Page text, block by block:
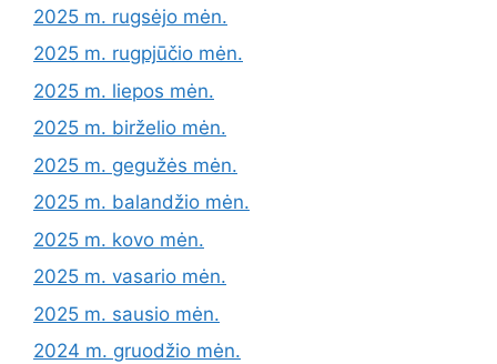
2025 m. rugsėjo mėn.
2025 m. rugpjūčio mėn.
2025 m. liepos mėn.
2025 m. birželio mėn.
2025 m. gegužės mėn.
2025 m. balandžio mėn.
2025 m. kovo mėn.
2025 m. vasario mėn.
2025 m. sausio mėn.
2024 m. gruodžio mėn.